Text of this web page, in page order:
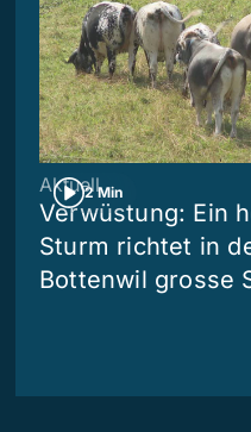
2 Min
Aktuell
Verwüstung: Ein
Sturm richtet in
Bottenwil grosse